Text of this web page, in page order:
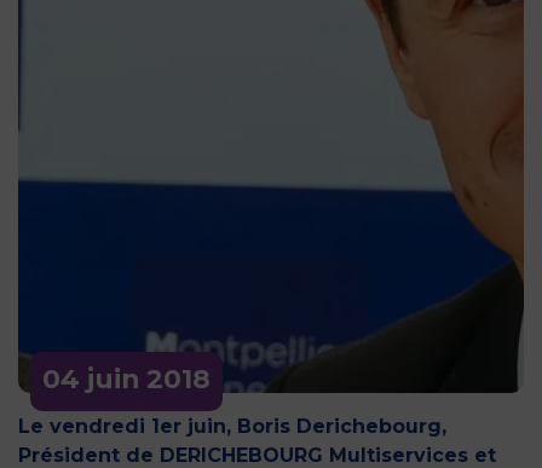
04 juin 2018
Le vendredi 1er juin, Boris Derichebourg,
Président de DERICHEBOURG Multiservices et